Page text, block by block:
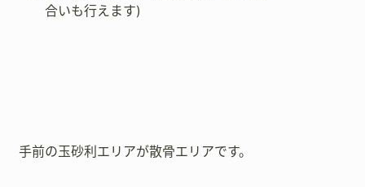
合いも行えます)
手前の玉砂利エリアが散骨エリアです。